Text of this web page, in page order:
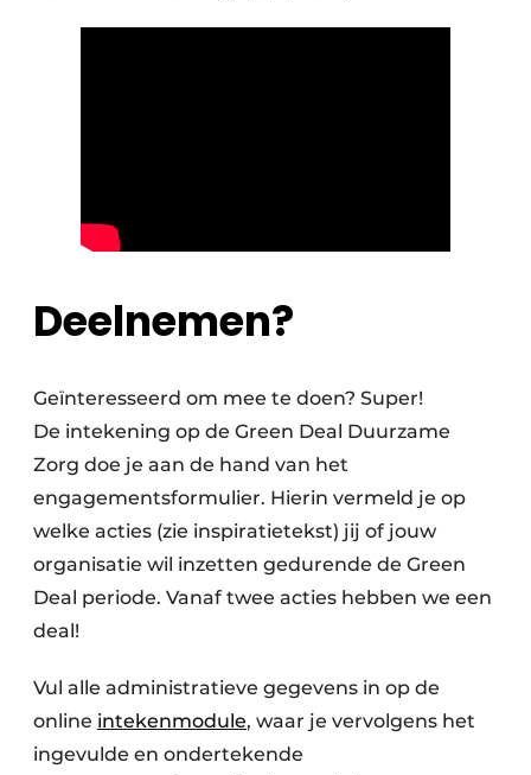
Deelnemen?
Geïnteresseerd om mee te doen? Super!
De intekening op de Green Deal Duurzame
Zorg doe je aan de hand van het
engagementsformulier. Hierin vermeld je op
welke acties (zie inspiratietekst) jij of jouw
organisatie wil inzetten gedurende de Green
Deal periode. Vanaf twee acties hebben we een
deal!
Vul alle administratieve gegevens in op de
online intekenmodule, waar je vervolgens het
ingevulde en ondertekende